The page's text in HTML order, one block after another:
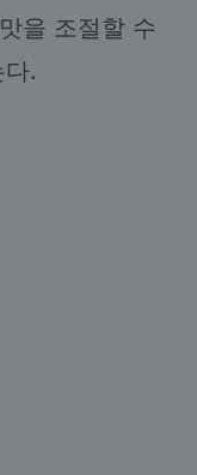
을 조절할 수
.